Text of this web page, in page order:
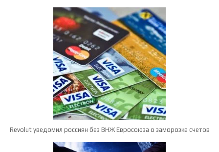
Revolut уведомил россиян без ВНЖ Евросоюза о заморозке счетов